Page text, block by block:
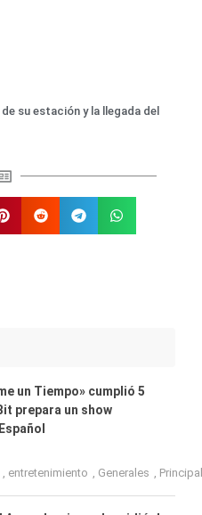
su estación y la llegada del
un Tiempo» cumplió 5
prepara un show
, entretenimiento , Generales ,